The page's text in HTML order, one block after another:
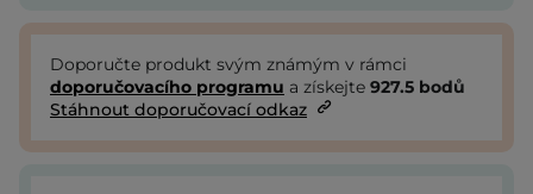
Doporučte produkt svým známým v rámci
doporučovacího programu a získejte 927.5 bodů
Stáhnout doporučovací odkaz